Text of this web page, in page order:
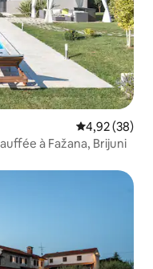
Évaluation
4,92 (38)
à Fažana, Brijuni